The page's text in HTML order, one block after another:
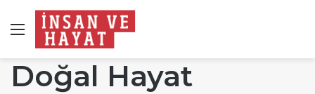
Menü
Doğal Hayat